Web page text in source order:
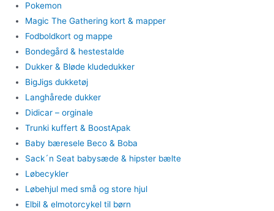
Pokemon
Magic The Gathering kort & mapper
Fodboldkort og mappe
Bondegård & hestestalde
Dukker & Bløde kludedukker
BigJigs dukketøj
Langhårede dukker
Didicar – orginale
Trunki kuffert & BoostApak
Baby bæresele Beco & Boba
Sack´n Seat babysæde & hipster bælte
Løbecykler
Løbehjul med små og store hjul
Elbil & elmotorcykel til børn